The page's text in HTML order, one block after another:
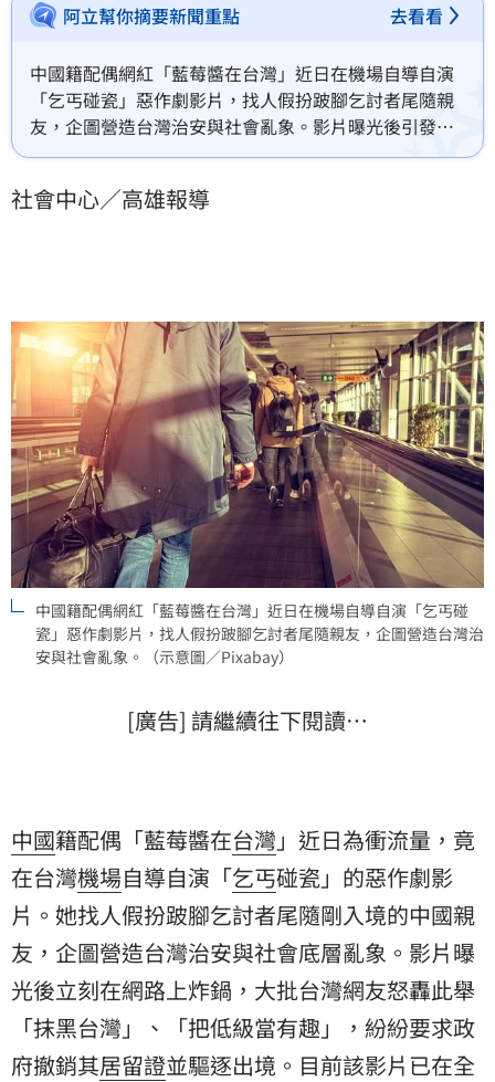
阿立幫你摘要新聞重點 去看看
中國籍配偶網紅「藍莓醬在台灣」近日在機場自導自演
「乞丐碰瓷」惡作劇影片，找人假扮跛腳乞討者尾隨親
友，企圖營造台灣治安與社會亂象。影片曝光後引發全
台網友怒火，痛批此舉惡意抹黑台灣，紛紛要求政府撤
「假乞討真造謠」的行為已引發強烈社會反感。此事件
社會中心／高雄報導
中國籍配偶網紅「藍莓醬在台灣」近日在機場自導自演「乞丐碰
瓷」惡作劇影片，找人假扮跛腳乞討者尾隨親友，企圖營造台灣治
安與社會亂象。（示意圖／Pixabay）
[廣告] 請繼續往下閱讀…
中國籍配偶「藍莓醬在台灣 」近日為衝流量，竟
在台灣機場自導自演「乞丐碰瓷」的惡作劇影
片。她找人假扮跛腳乞討者尾隨剛入境的中國親
友，企圖營造台灣治安與社會底層亂象。影片曝
光後立刻在網路上炸鍋，大批台灣網友怒轟此舉
「抹黑台灣」、「把低級當有趣」，紛紛要求政
府撤銷其居留證並驅逐出境。目前該影片已在全